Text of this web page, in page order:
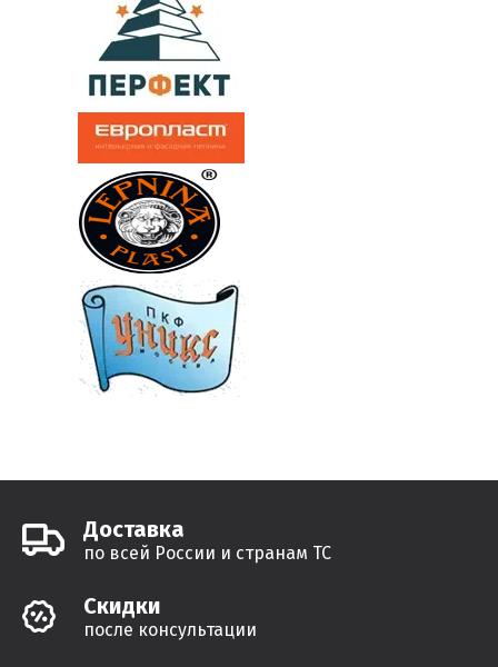
Доставка
по всей России и странам ТС
Cкидки
после консультации